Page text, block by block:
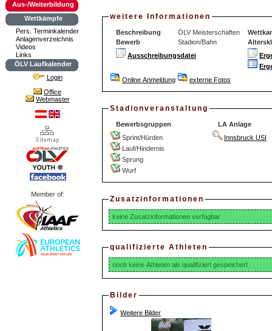
Aus-/Weiterbildung
Wettkämpfe
Pers. Terminkalender
Anlagenverzeichnis
Videos
Links
ÖLV Laufkalender
Login
Office
Webmaster
Member of:
weitere Informationen
Beschreibung ÖLV Meisterschaften
Bewerb
Stadion/Bahn
Ausschreibungsdatei
Online Anmeldung
externe Fotos
Stadionveranstaltung
Bewerbsgruppen
LA Anlage
Sprint/Hürden
Lauf/Hindernis
Sprung
Wurf
Innsbruck USI
Zusatzinformationen
keine Zusatzinformationen verfügbar
qualifizierte Athleten
noch keine Athleten als qualifiziert gespeichert
Bilder
Weitere Bilder